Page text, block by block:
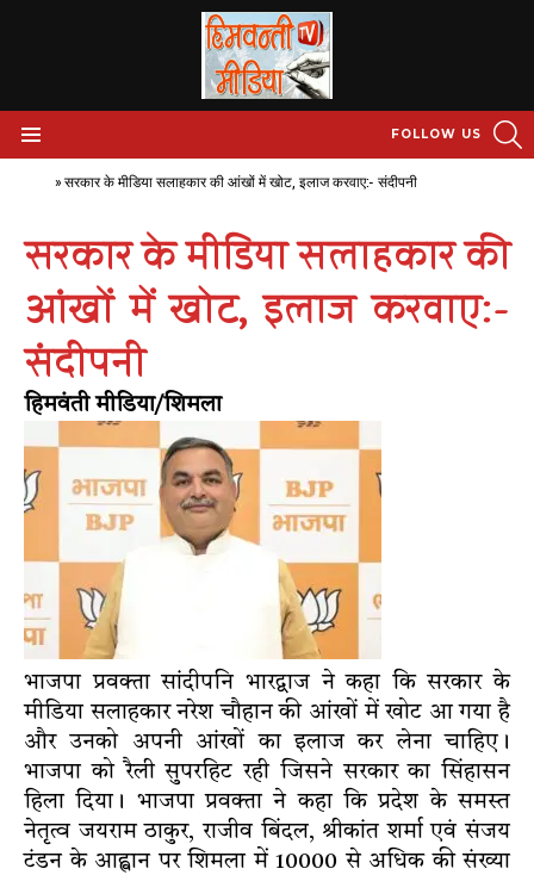
FOLLOW US
» सरकार के मीडिया सलाहकार की आंखों में खोट, इलाज करवाए:- संदीपनी
सरकार के मीडिया सलाहकार की
आंखों में खोट, इलाज करवाए:-
संदीपनी
हिमवंती मीडिया/शिमला
भाजपा प्रवक्ता सांदीपनि भारद्वाज ने कहा कि सरकार के
मीडिया सलाहकार नरेश चौहान की आंखों में खोट आ गया है
और उनको अपनी आंखों का इलाज कर लेना चाहिए।
भाजपा को रैली सुपरहिट रही जिसने सरकार का सिंहासन
हिला दिया। भाजपा प्रवक्ता ने कहा कि प्रदेश के समस्त
नेतृत्व जयराम ठाकुर, राजीव बिंदल, श्रीकांत शर्मा एवं संजय
टंडन के आह्वान पर शिमला में 10000 से अधिक की संख्या